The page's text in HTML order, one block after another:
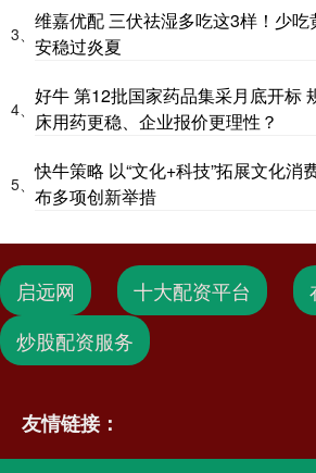
3、
维嘉优配 三伏祛湿多吃这3样！少
安稳过炎夏
4、
好牛 第12批国家药品集采月底开标
床用药更稳、企业报价更理性？
5、
快牛策略 以“文化+科技”拓展文化消
布多项创新举措
启远网 十大配资平台
炒股配资服务
友情链接：